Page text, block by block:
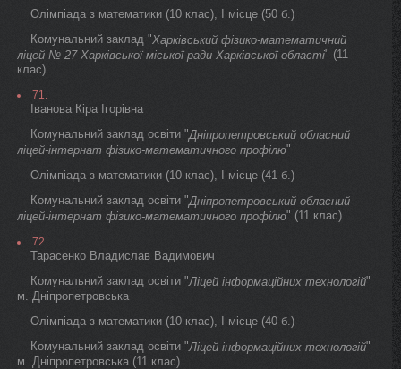
Олімпіада з математики (10 клас), I місце (50 б.)
Комунальний заклад "Харківський фізико-математичний
ліцей № 27 Харківської міської ради Харківської області" (11
клас)
71.
Іванова Кіра Ігорівна
Комунальний заклад освіти "Дніпропетровський обласний
ліцей-інтернат фізико-математичного профілю"
Олімпіада з математики (10 клас), I місце (41 б.)
Комунальний заклад освіти "Дніпропетровський обласний
ліцей-інтернат фізико-математичного профілю" (11 клас)
72.
Тарасенко Владислав Вадимович
Комунальний заклад освіти "Ліцей інформаційних технологій"
м. Дніпропетровська
Олімпіада з математики (10 клас), I місце (40 б.)
Комунальний заклад освіти "Ліцей інформаційних технологій"
м. Дніпропетровська (11 клас)